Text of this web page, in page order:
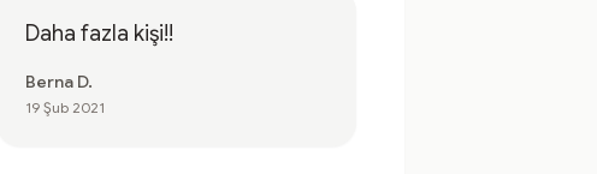
Daha fazla kişi!!
Berna D.
19 Şub 2021